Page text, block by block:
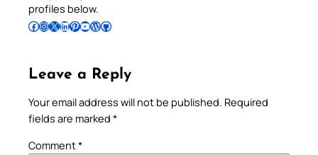
profiles below.
Follow Pradeep on Facebook Follow Pradeep on InstagramFollow Pradeep on X Follow Pradeep on LinkedIn Follow Pradeep on Pinterest Subscribe to Pradeep’s Youtube Channel Follow Pradeep on WordPress Follow Pradeep on GitHub
Leave a Reply
Your email address will not be published. Required
fields are marked *
Comment*